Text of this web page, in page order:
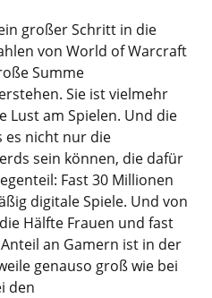
großer Schritt in die
von World of Warcraft
Summe
Sie ist vielmehr
Lust am Spielen. Und die
es nicht nur die
sein können, die dafür
Fast 30 Millionen
digitale Spiele. Und von
Hälfte Frauen und fast
an Gamern ist in der
genauso groß wie bei
den